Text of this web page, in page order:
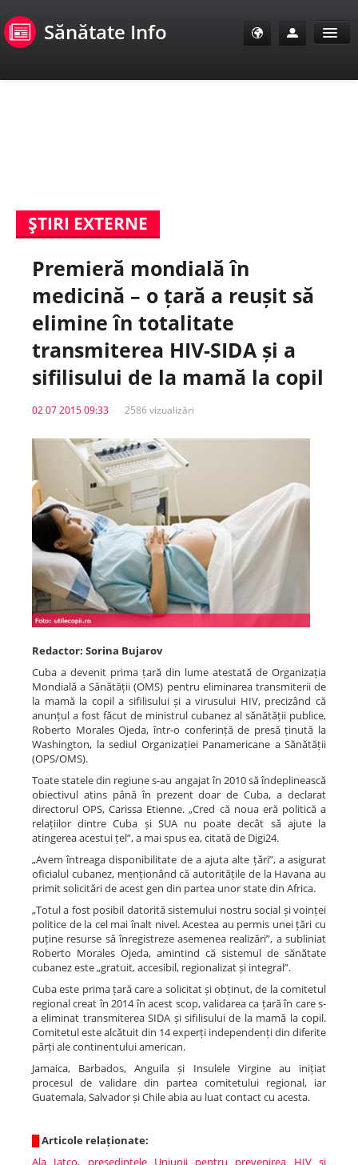
Sănătate Info
E-Sănătate Pacienți
E-Sănătate Medici
E-Sănătate Instituții
Tuberculoza Info
Centrul PAS
Școala E-Sănătate
SanoTeca
ŞTIRI EXTERNE
Premieră mondială în
medicină – o țară a reușit să
elimine în totalitate
transmiterea HIV-SIDA și a
sifilisului de la mamă la copil
02 07 2015 09:33 2586 vizualizări
Redactor: Sorina Bujarov
Cuba a devenit prima țară din lume atestată de Organizația
Mondială a Sănătății (OMS) pentru eliminarea transmiterii de
la mamă la copil a sifilisului și a virusului HIV, precizând că
anunțul a fost făcut de ministrul cubanez al sănătății publice,
Roberto Morales Ojeda, într-o conferință de presă ținută la
Washington, la sediul Organizației Panamericane a Sănătății
(OPS/OMS).
Toate statele din regiune s-au angajat în 2010 să îndeplinească
obiectivul atins până în prezent doar de Cuba, a declarat
directorul OPS, Carissa Etienne. „Cred că noua eră politică a
relațiilor dintre Cuba și SUA nu poate decât să ajute la
atingerea acestui țel”, a mai spus ea, citată de Digi24.
„Avem întreaga disponibilitate de a ajuta alte țări”, a asigurat
oficialul cubanez, menționând că autoritățile de la Havana au
primit solicitări de acest gen din partea unor state din Africa.
„Totul a fost posibil datorită sistemului nostru social și voinței
politice de la cel mai înalt nivel. Acestea au permis unei țări cu
puține resurse să înregistreze asemenea realizări”, a subliniat
Roberto Morales Ojeda, amintind că sistemul de sănătate
cubanez este „gratuit, accesibil, regionalizat și integral”.
Cuba este prima țară care a solicitat și obținut, de la comitetul
regional creat în 2014 în acest scop, validarea ca țară în care s-
a eliminat transmiterea SIDA și sifilisului de la mamă la copil.
Comitetul este alcătuit din 14 experți independenți din diferite
părți ale continentului american.
Jamaica, Barbados, Anguila și Insulele Virgine au inițiat
procesul de validare din partea comitetului regional, iar
Guatemala, Salvador și Chile abia au luat contact cu acesta.
Articole relaționate:
Ala Iațco, președintele Uniunii pentru prevenirea HIV şi